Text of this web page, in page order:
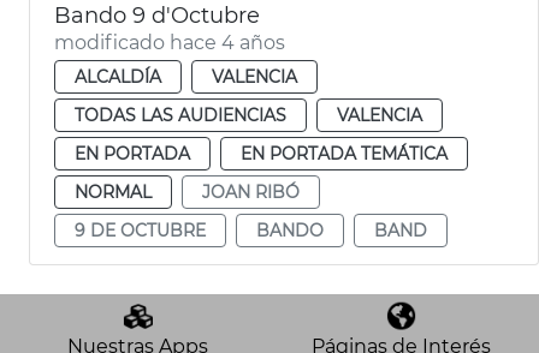
Bando 9 d'Octubre
modificado hace 4 años
ALCALDÍA
VALENCIA
TODAS LAS AUDIENCIAS
VALENCIA
EN PORTADA
EN PORTADA TEMÁTICA
NORMAL
JOAN RIBÓ
9 DE OCTUBRE
BANDO BAND
Nuestras Apps Páginas de Interés